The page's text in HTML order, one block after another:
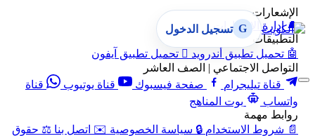
الإشعارات
🔔 إدارة الإشعارات
التطبيقات
🤖 تحميل تطبيق أندرويد  تحميل تطبيق آيفون
التواصل الاجتماعي | الصف العاشر
قناة تيليجرام
صفحة فيسبوك قناة يوتيوب
قناة
واتساب
بوت المناهج
روابط مهمة
📄 شروط الاستخدام 🔒 سياسة الخصوصية ✉️ اتصل بنا ⚖️ حقوق
G تسجيل الدخول